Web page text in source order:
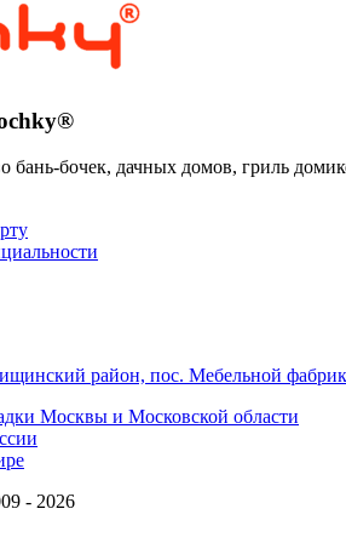
бань-бочек, дачных домов, гриль
район, пос. Мебельной
Москвы и Московской области
- 2026